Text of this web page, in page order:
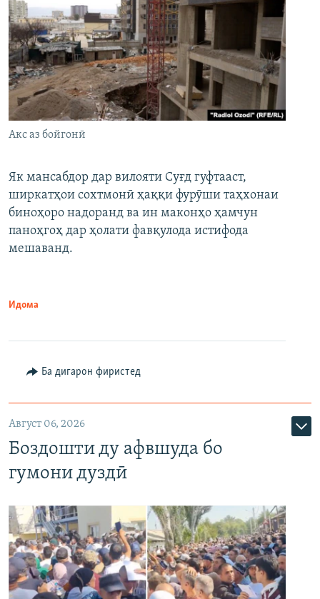
Акс аз бойгонӣ
Як мансабдор дар вилояти Суғд гуфтааст,
ширкатҳои сохтмонӣ ҳаққи фурӯши таҳхонаи
биноҳоро надоранд ва ин маконҳо ҳамчун
паноҳгоҳ дар ҳолати фавқулода истифода
мешаванд.
Идома
Ба дигарон фиристед
Август 06, 2026
Боздошти ду афвшуда бо
гумони дуздӣ